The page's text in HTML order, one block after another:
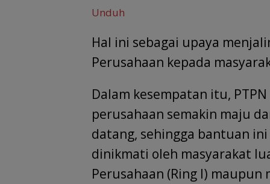
Unduh
Hal ini sebagai upaya
Perusahaan kepada
Dalam kesempatan itu,
perusahaan semakin maju
datang, sehingga bantuan
dinikmati oleh masyarakat
Perusahaan (Ring I)